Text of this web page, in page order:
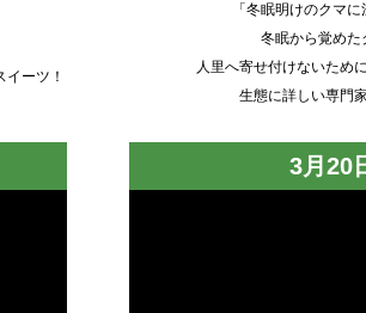
ーツ！
「冬眠明けのクマ
冬眠から覚め
人里へ寄せ付けないため
生態に詳しい専門
3月20